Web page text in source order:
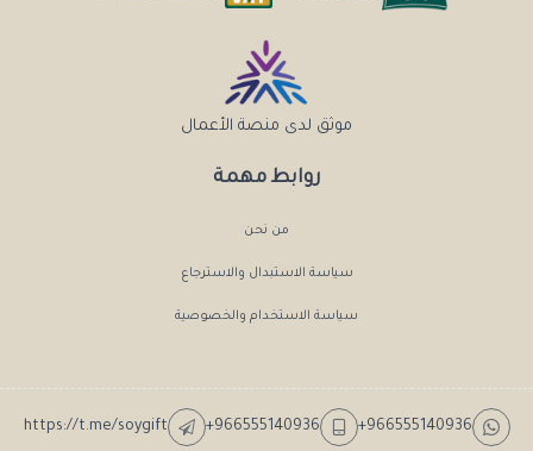
روابط مهمة
من نحن
سياسة الاستبدال والاسترجاع
سياسة الاستخدام والخصوصية
موثق لدى منصة الأعمال
+966555140936
+966555140936
https://t.me/soygift